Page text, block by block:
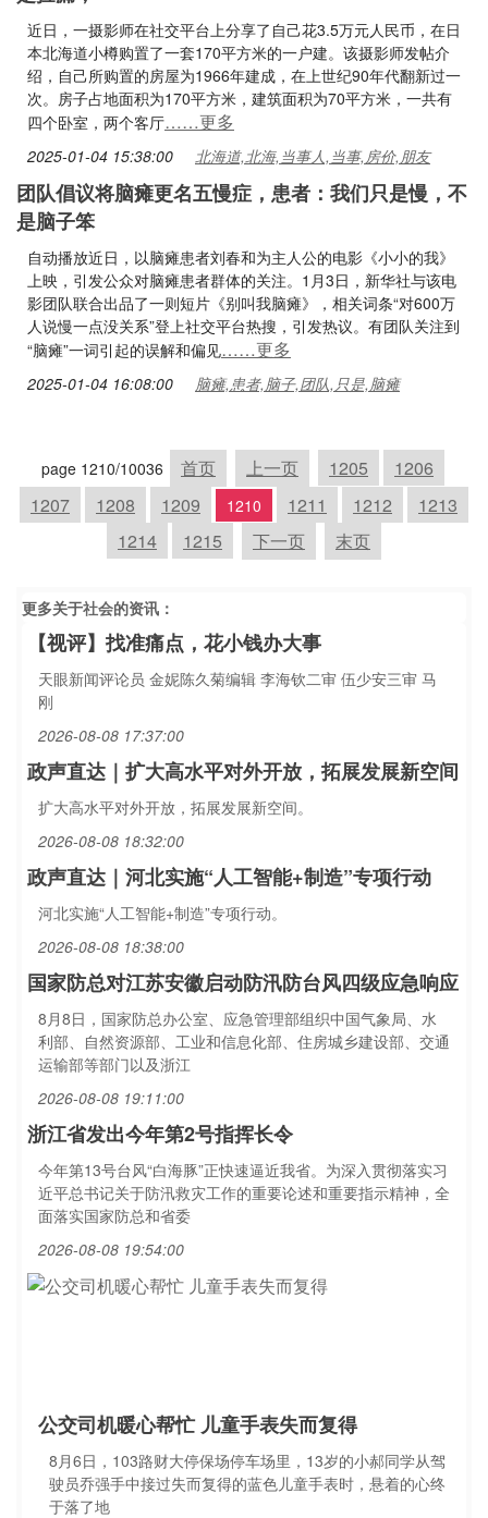
近日，一摄影师在社交平台上分享了自己花3.5万元人民币，在日
本北海道小樽购置了一套170平方米的一户建。该摄影师发帖介
绍，自己所购置的房屋为1966年建成，在上世纪90年代翻新过一
次。房子占地面积为170平方米，建筑面积为70平方米，一共有
四个卧室，两个客厅……更多
2025-01-04 15:38:00 北海道,北海,当事人,当事,房价,朋友
团队倡议将脑瘫更名五慢症，患者：我们只是慢，不
是脑子笨
自动播放近日，以脑瘫患者刘春和为主人公的电影《小小的我》
上映，引发公众对脑瘫患者群体的关注。1月3日，新华社与该电
影团队联合出品了一则短片《别叫我脑瘫》，相关词条“对600万
人说慢一点没关系”登上社交平台热搜，引发热议。有团队关注到
“脑瘫”一词引起的误解和偏见……更多
2025-01-04 16:08:00 脑瘫,患者,脑子,团队,只是,脑瘫
page 1210/10036 首页 上一页 1205
1206
1207
1208 1209 1210 1211 1212
1213
1214
1215 下一页 末页
更多关于社会的资讯：
【视评】找准痛点，花小钱办大事
天眼新闻评论员 金妮陈久菊编辑 李海钦二审 伍少安三审 马
刚
2026-08-08 17:37:00
政声直达｜扩大高水平对外开放，拓展发展新空间
扩大高水平对外开放，拓展发展新空间。
2026-08-08 18:32:00
政声直达｜河北实施“人工智能+制造”专项行动
河北实施“人工智能+制造”专项行动。
2026-08-08 18:38:00
国家防总对江苏安徽启动防汛防台风四级应急响应
8月8日，国家防总办公室、应急管理部组织中国气象局、水
利部、自然资源部、工业和信息化部、住房城乡建设部、交通
运输部等部门以及浙江
2026-08-08 19:11:00
浙江省发出今年第2号指挥长令
今年第13号台风“白海豚”正快速逼近我省。为深入贯彻落实习
近平总书记关于防汛救灾工作的重要论述和重要指示精神，全
面落实国家防总和省委
2026-08-08 19:54:00
公交司机暖心帮忙 儿童手表失而复得
8月6日，103路财大停保场停车场里，13岁的小郝同学从驾
驶员乔强手中接过失而复得的蓝色儿童手表时，悬着的心终
于落了地